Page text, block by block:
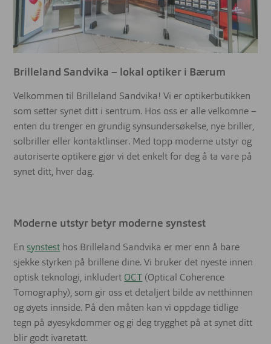
Brilleland Sandvika – lokal optiker i Bærum
Velkommen til Brilleland Sandvika! Vi er optikerbutikken
som setter synet ditt i sentrum. Hos oss er alle velkomne –
enten du trenger en grundig synsundersøkelse, nye briller,
solbriller eller kontaktlinser. Med topp moderne utstyr og
autoriserte optikere gjør vi det enkelt for deg å ta vare på
synet ditt, hver dag.
Moderne utstyr betyr moderne synstest
Ensynstest hos Brilleland Sandvika er mer enn å bare
sjekke styrken på brillene dine. Vi bruker det nyeste innen
optisk teknologi, inkludert OCT
(Optical Coherence
Tomography), som gir oss et detaljert bilde av netthinnen
og øyets innside. På den måten kan vi oppdage tidlige
tegn på øyesykdommer og gi deg trygghet på at synet ditt
blir godt ivaretatt.